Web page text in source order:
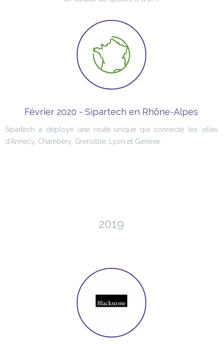
Février 2020 - Sipartech en Rhône-Alpes
Sipartech a déployé une route unique qui connecte les villes
d’Annecy, Chambéry, Grenoble, Lyon et Genève.
2019